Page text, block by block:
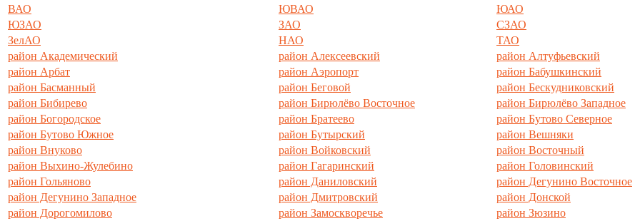
ВАО
ЮВАО
ЮАО
ЮЗАО
ЗАО
СЗАО
ЗелАО
НАО
ТАО
район Академический
район Алексеевский
район Алтуфьевский
район Арбат
район Аэропорт
район Бабушкинский
район Басманный
район Беговой
район Бескудниковский
район Бибирево
район Бирюлёво Восточное
район Бирюлёво Западное
район Богородское
район Братеево
район Бутово Северное
район Бутово Южное
район Бутырский
район Вешняки
район Внуково
район Войковский
район Восточный
район Выхино-Жулебино
район Гагаринский
район Головинский
район Гольяново
район Даниловский
район Дегунино Восточное
район Дегунино Западное
район Дмитровский
район Донской
район Дорогомилово
район Замоскворечье
район Зюзино